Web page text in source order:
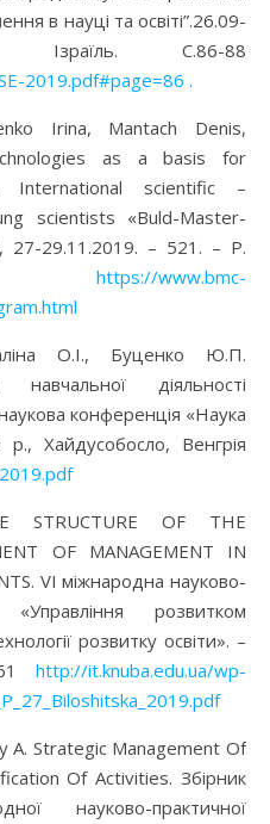
в науці та освіті”.26.09-
Ізраїль. С.86-88
2019.pdf#page=86 .
Irina, Mantach Denis,
as a basis for
International scientific –
scientists «Buld-Master-
27-29.11.2019. – 521. – P.
https://www.bmc-
О.І., Буценко Ю.П.
навчальної діяльності
конференція «Наука
Хайдусобосло, Венгрія
STRUCTURE OF THE
OF MANAGEMENT IN
VІ міжнародна науково-
розвитком
розвитку освіти». –
http://it.knuba.edu.ua/wp-
A. Strategic Management Of
Of Activities. Збірник
науково-практичної